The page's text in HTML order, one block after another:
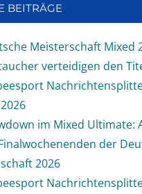
BEITRÄGE
Meisterschaft Mixed
verteidigen den
im Mixed Ultimate:
der
2026